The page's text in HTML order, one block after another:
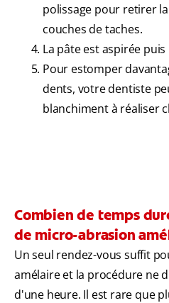
polissage pour retirer
couches de taches.
La pâte est aspirée puis
Pour estomper
dents, votre dentiste
blanchiment à réaliser
Combien de temps
de micro-abrasion
Un seul rendez-vous suffit
amélaire et la procédure ne
d'une heure. Il est rare que